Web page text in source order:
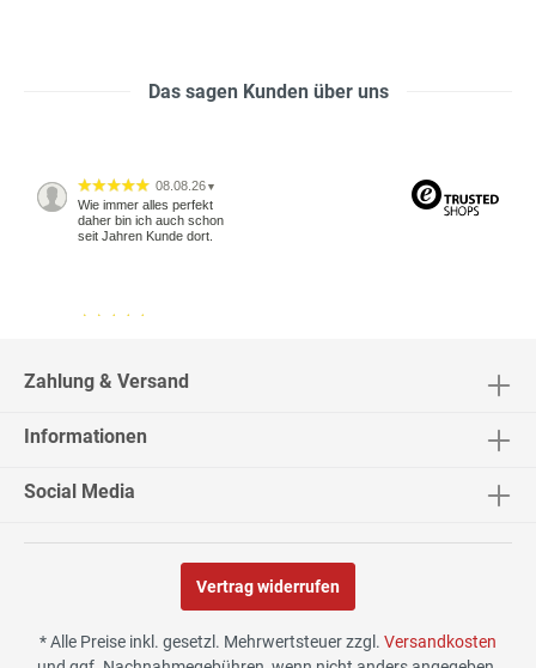
Das sagen Kunden über uns
08.08.26 ▼
Wie immer alles perfekt
daher bin ich auch schon
seit Jahren Kunde dort.
02.08.26▼
Zahlung & Versand
Informationen
Social Media
Vertrag widerrufen
* Alle Preise inkl. gesetzl. Mehrwertsteuer zzgl. Versandkosten